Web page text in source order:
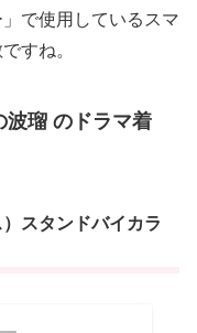
で使用しているスマ
すね。
波瑠 のドラマ着
スタンドバイカラ